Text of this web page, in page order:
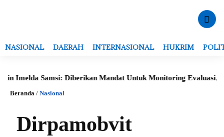
NASIONAL DAERAH INTERNASIONAL HUKRIM
Samsi: Diberikan Mandat Untuk Monitoring Evaluasi,
Beranda / Nasional
Dirpamobvit